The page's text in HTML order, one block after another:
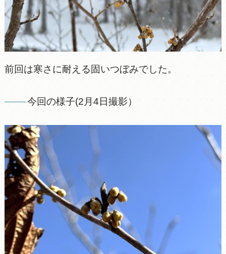
前回は寒さに耐える固いつぼみでした。
今回の様子(2月4日撮影）